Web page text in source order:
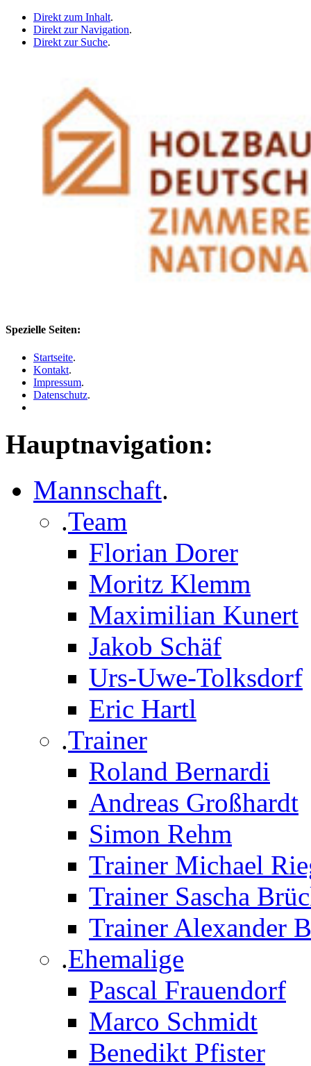
Direkt zum Inhalt.
Direkt zur Navigation.
Direkt zur Suche.
Spezielle Seiten:
Startseite.
Kontakt.
Impressum.
Datenschutz.
Hauptnavigation:
Mannschaft.
.Team
Florian Dorer
Moritz Klemm
Maximilian Kunert
Jakob Schäf
Urs-Uwe-Tolksdorf
Eric Hartl
.Trainer
Roland Bernardi
Andreas Großhardt
Simon Rehm
Trainer Michael
Trainer Sascha
Trainer Alexander
.Ehemalige
Pascal Frauendorf
Marco Schmidt
Benedikt Pfister